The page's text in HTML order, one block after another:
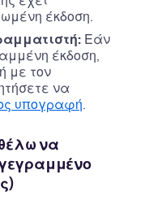
έκδοση.
Εάν
έκδοση,
με τον
να
υπογραφή.
να